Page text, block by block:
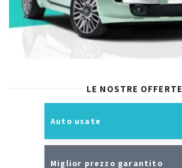
LE NOSTRE OFFERTE
Auto usate
Miglior prezzo garantito